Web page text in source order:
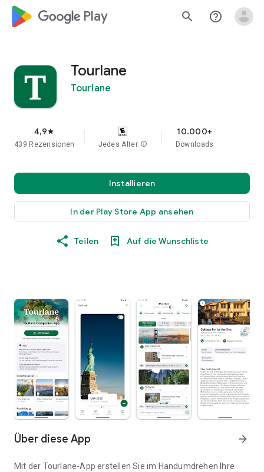
google_logo Play search help_outline
Tourlane
Tourlane
4,9star
439 Rezensionen Jedes Alter info
10.000+
Downloads
Installieren
In der Play Store App ansehen
Teilen Auf die Wunschliste
Über diese App arrow_forward
Mit der Tourlane-App erstellen Sie im Handumdrehen Ihre